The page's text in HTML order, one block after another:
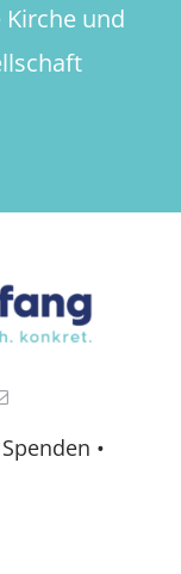
Spenden •
Kirche und